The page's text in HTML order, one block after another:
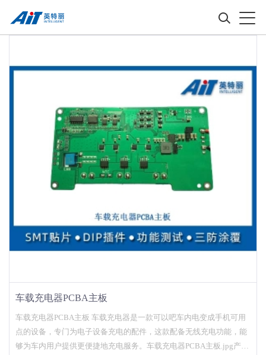
车载充电器PCBA主板
车载充电器PCBA主板 车载充电器是一款可以吧车内电变成手机可用
点的设备，专门为电子设备充电的配件，这款配备无线充电功能，能
够为车内用户提供更便捷地充电服务。车载充电器PCBA主板.jpg产品